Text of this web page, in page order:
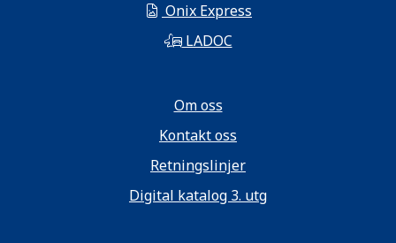
Onix Express
LADOC
Om oss
Kontakt oss
Retningslinjer
Digital katalog 3. utg